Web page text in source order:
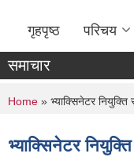
गृहपृष्ठ परिचय
समाचार
You are
Home » भ्याक्सिनेटर नियुक्ति
भ्याक्सिनेटर